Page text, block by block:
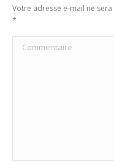
Votre adresse e-mail ne
*
Commentaire